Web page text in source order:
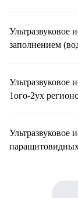
Ультразвуковое
заполнением
Ультразвуковое
1ого-2ух
Ультразвуковое